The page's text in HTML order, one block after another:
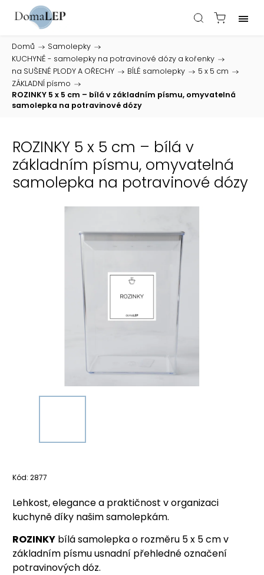
Domů / Samolepky /
KUCHYNĚ - samolepky na potravinové dózy a kořenky /
na SUŠENÉ PLODY A OŘECHY / BÍLÉ samolepky / 5 x 5 cm /
ZÁKLADNÍ písmo /
ROZINKY 5 x 5 cm – bílá v základním písmu, omyvatelná
samolepka na potravinové dózy
ROZINKY 5 x 5 cm – bílá v
základním písmu, omyvatelná
samolepka na potravinové dózy
Kód: 2877
Lehkost, elegance a praktičnost v organizaci
kuchyně díky našim samolepkám.
ROZINKY bílá samolepka o rozměru 5 x 5 cm v
základním písmu usnadní přehledné označení
potravinových dóz.